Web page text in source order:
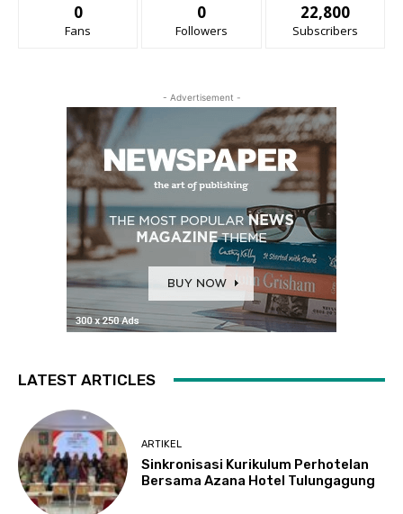
0
Fans
0
Followers
22,800
Subscribers
- Advertisement -
LATEST ARTICLES
ARTIKEL
Sinkronisasi Kurikulum Perhotelan
Bersama Azana Hotel Tulungagung